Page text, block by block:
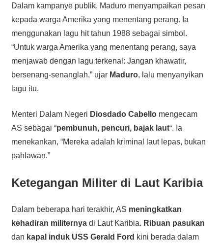
Dalam kampanye publik, Maduro menyampaikan pesan
kepada warga Amerika yang menentang perang. Ia
menggunakan lagu hit tahun 1988 sebagai simbol.
“Untuk warga Amerika yang menentang perang, saya
menjawab dengan lagu terkenal: Jangan khawatir,
bersenang-senanglah,” ujar Maduro, lalu menyanyikan
lagu itu.
Menteri Dalam Negeri Diosdado Cabellomengecam
AS sebagai “pembunuh, pencuri, bajak laut“. Ia
menekankan, “Mereka adalah kriminal laut lepas, bukan
pahlawan.”
Ketegangan Militer di Laut Karibia
Dalam beberapa hari terakhir, AS meningkatkan
kehadiran militernyadi Laut Karibia. Ribuan pasukan
dan kapal induk USS Gerald Ford kini berada dalam